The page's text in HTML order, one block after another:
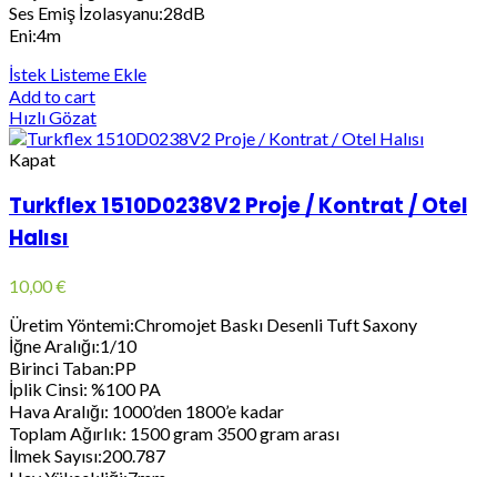
Ses Emiş İzolasyanu:28dB
Eni:4m
İstek Listeme Ekle
Add to cart
Hızlı Gözat
Kapat
Turkflex 1510D0238V2 Proje / Kontrat / Otel
Halısı
10,00€
Üretim Yöntemi:Chromojet Baskı Desenli Tuft Saxony
İğne Aralığı:1/10
Birinci Taban:PP
İplik Cinsi: %100 PA
Hava Aralığı: 1000’den 1800’e kadar
Toplam Ağırlık: 1500 gram 3500 gram arası
İlmek Sayısı:200.787